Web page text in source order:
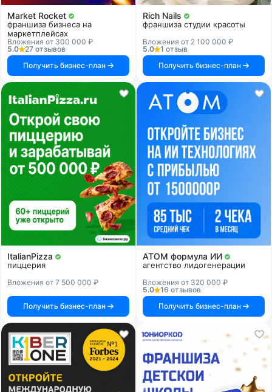
Market Rocket
франшиза бизнеса на
маркетплейсах
Вложения от 300 000 ₽
5.0
27 отзывов
Получить бизнес-план
Rich Nails
франшиза студии красоты
Вложения от 2 100 000 ₽
5.0
1 отзыв
Получить бизнес-план
ItalianPizza
пиццерия
Вложения от 7 500 000 ₽
Получить бизнес-план
АТОМ формула ИИ
агентство лидогенерации
Вложения от 320 000 ₽
5.0
16 отзывов
Получить бизнес-план